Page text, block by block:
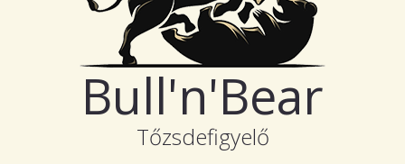
Bull'n'Bear
Tőzsdefigyelő